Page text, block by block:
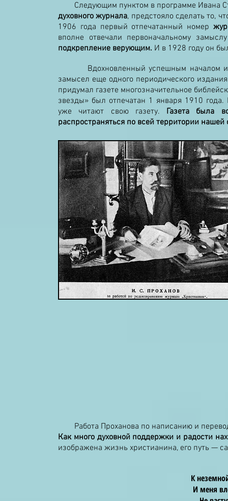
Следующим пунктом в программе Ивана
духовного журнала, предстояло сделать то,
1906 года первый отпечатанный номер
вполне отвечали первоначальному
подкрепление верующим. И в 1928 году он
Вдохновленный успешным началом
замысел еще одного периодического
придумал газете многозначительное
звезды» был отпечатан 1 января 1910
уже читают свою газету. Газета была
распространяться по всей территории нашей
Работа Проханова по написанию и
Как много духовной поддержки и радости
изображена жизнь христианина, его путь —
К
И меня